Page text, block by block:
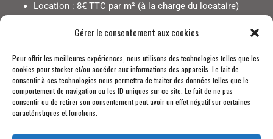
Gérer le consentement aux cookies
Pour offrir les meilleures expériences, nous utilisons des technologies telles que les
cookies pour stocker et/ou accéder aux informations des appareils. Le fait de
consentir à ces technologies nous permettra de traiter des données telles que le
comportement de navigation ou les ID uniques sur ce site. Le fait de ne pas
consentir ou de retirer son consentement peut avoir un effet négatif sur certaines
caractéristiques et fonctions.
Location : 8€ TTC par m² (à la charge du locataire)
Frais d’entremise : 7% TTC du loyer annuel HC (à la
charge du bailleur)
Découvrez en avant première nos nouveaux biens et toute notre